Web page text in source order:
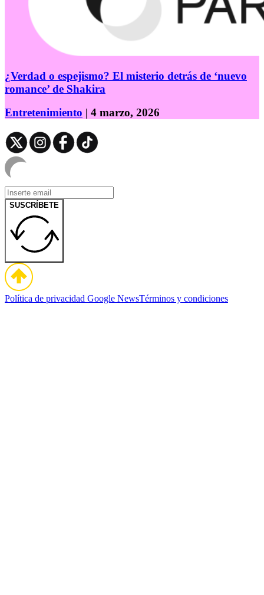
¿Verdad o espejismo? El misterio detrás de ‘nuevo
romance’ de Shakira
Entretenimiento | 4 marzo, 2026
SUSCRÍBETE
Política de privacidad Google NewsTérminos y condiciones